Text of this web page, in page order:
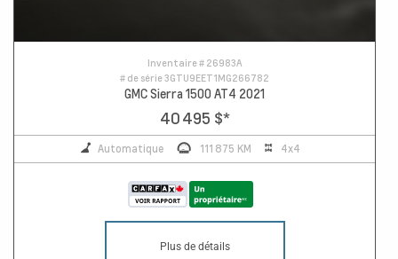
Inventaire # 26983A
# de série3GTU9EET1MG266782
GMC Sierra 1500 AT4 2021
40 495 $*
Automatique 111 875 KM 4x4
Plus de détails